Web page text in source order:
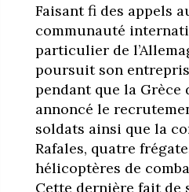
Faisant fi des appels
communauté
particulier de
poursuit son
pendant que la Grèce
annoncé le
soldats ainsi que la
Rafales, quatre
hélicoptères de
Cette dernière fait de